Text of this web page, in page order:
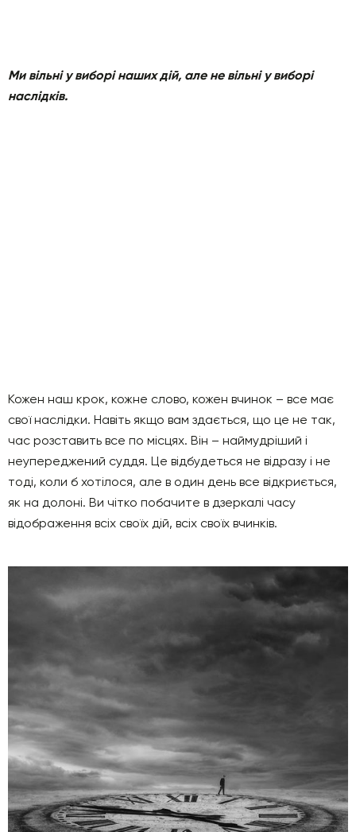
Ми вільні у виборі наших дій, але не вільні у виборі
наслідків.
Кожен наш крок, кожне слово, кожен вчинок – все має
свої наслідки. Навіть якщо вам здається, що це не так,
час розставить все по місцях. Він – наймудріший і
неупереджений суддя. Це відбудеться не відразу і не
тоді, коли б хотілося, але в один день все відкриється,
як на долоні. Ви чітко побачите в дзеркалі часу
відображення всіх своїх дій, всіх своїх вчинків.